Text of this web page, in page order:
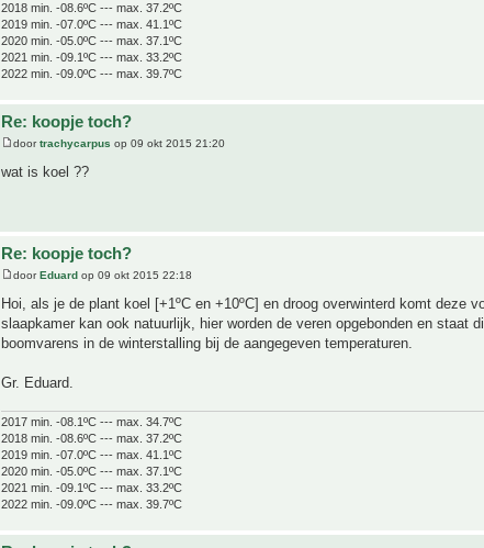
2018 min. -08.6ºC --- max. 37.2ºC
2019 min. -07.0ºC --- max. 41.1ºC
2020 min. -05.0ºC --- max. 37.1ºC
2021 min. -09.1ºC --- max. 33.2ºC
2022 min. -09.0ºC --- max. 39.7ºC
Re: koopje toch?
doortrachycarpus op 09 okt 2015 21:20
wat is koel ??
Re: koopje toch?
doorEduard op 09 okt 2015 22:18
Hoi, als je de plant koel [+1ºC en +10ºC] en droog overwinterd komt deze
slaapkamer kan ook natuurlijk, hier worden de veren opgebonden en staat
boomvarens in de winterstalling bij de aangegeven temperaturen.
Gr. Eduard.
2017 min. -08.1ºC --- max. 34.7ºC
2018 min. -08.6ºC --- max. 37.2ºC
2019 min. -07.0ºC --- max. 41.1ºC
2020 min. -05.0ºC --- max. 37.1ºC
2021 min. -09.1ºC --- max. 33.2ºC
2022 min. -09.0ºC --- max. 39.7ºC